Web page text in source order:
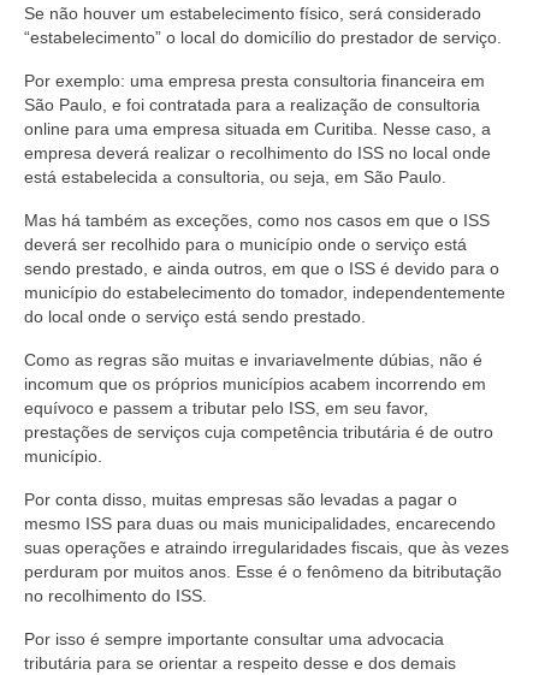
Se não houver um estabelecimento físico, será considerado
“estabelecimento” o local do domicílio do prestador de serviço.
Por exemplo: uma empresa presta consultoria financeira em
São Paulo, e foi contratada para a realização de consultoria
online para uma empresa situada em Curitiba. Nesse caso, a
empresa deverá realizar o recolhimento do ISS no local onde
está estabelecida a consultoria, ou seja, em São Paulo.
Mas há também as exceções, como nos casos em que o ISS
deverá ser recolhido para o município onde o serviço está
sendo prestado, e ainda outros, em que o ISS é devido para o
município do estabelecimento do tomador, independentemente
do local onde o serviço está sendo prestado.
Como as regras são muitas e invariavelmente dúbias, não é
incomum que os próprios municípios acabem incorrendo em
equívoco e passem a tributar pelo ISS, em seu favor,
prestações de serviços cuja competência tributária é de outro
município.
Por conta disso, muitas empresas são levadas a pagar o
mesmo ISS para duas ou mais municipalidades, encarecendo
suas operações e atraindo irregularidades fiscais, que às vezes
perduram por muitos anos. Esse é o fenômeno da bitributação
no recolhimento do ISS.
Por isso é sempre importante consultar uma advocacia
tributária para se orientar a respeito desse e dos demais